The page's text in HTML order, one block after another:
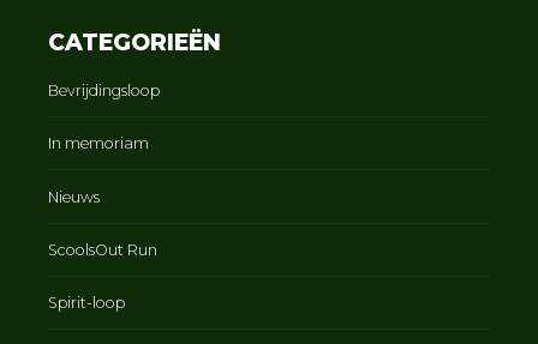
CATEGORIEËN
Bevrijdingsloop
In memoriam
Nieuws
ScoolsOut Run
Spirit-loop